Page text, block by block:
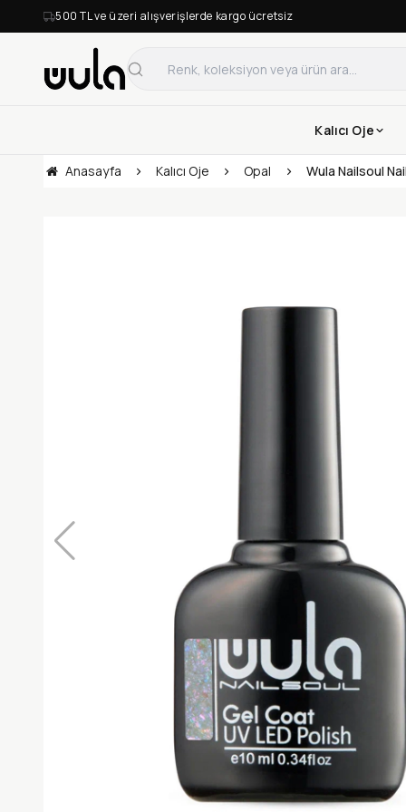
500 TL ve üzeri alışverişlerde kargo ücretsiz
Kalıcı Oje
Anasayfa Kalıcı Oje Opal Wula Nailsoul